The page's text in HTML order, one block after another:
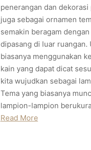
penerangan dan
juga sebagai ornamen
semakin beragam
dipasang di luar ruangan.
biasanya menggunakan
kain yang dapat dicat
kita wujudkan sebagai
Tema yang biasanya
lampion-lampion
Read More